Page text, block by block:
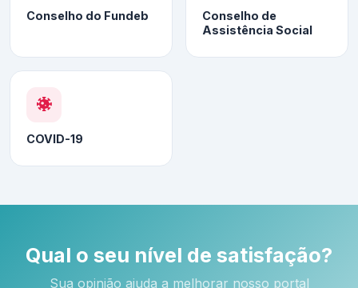
Conselho do Fundeb
Conselho de
Assistência Social
COVID-19
Qual o seu nível de satisfação?
Sua opinião ajuda a melhorar nosso portal